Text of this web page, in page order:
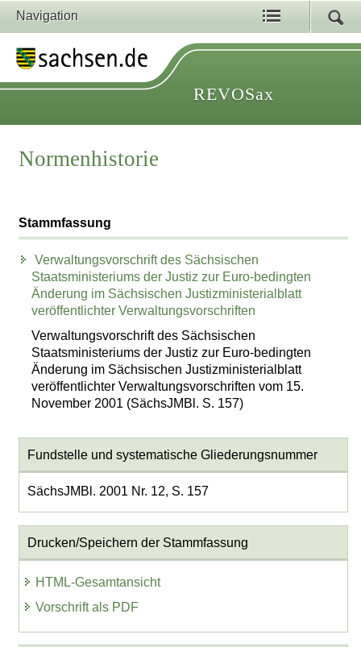
Navigation
REVOSax
Normenhistorie
Stammfassung
Verwaltungsvorschrift des Sächsischen
Staatsministeriums der Justiz zur Euro-bedingten
Änderung im Sächsischen Justizministerialblatt
veröffentlichter Verwaltungsvorschriften
Verwaltungsvorschrift des Sächsischen
Staatsministeriums der Justiz zur Euro-bedingten
Änderung im Sächsischen Justizministerialblatt
veröffentlichter Verwaltungsvorschriften vom 15.
November 2001 (SächsJMBl. S. 157)
Fundstelle und systematische Gliederungsnummer
SächsJMBl. 2001 Nr. 12, S. 157
Drucken/Speichern der Stammfassung
HTML-Gesamtansicht
Vorschrift als PDF